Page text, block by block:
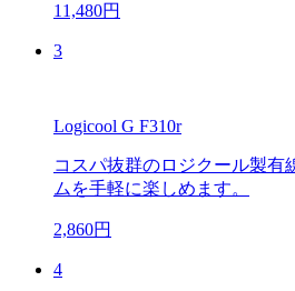
11,480円
3
Logicool G F310r
コスパ抜群のロジクール製有
ムを手軽に楽しめます。
2,860円
4